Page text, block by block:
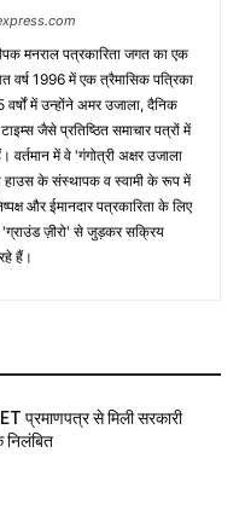
मनराल पत्रकारिता जगत का एक
वर्ष 1996 में एक त्रैमासिक पत्रिका
में उन्होंने अमर उजाला, दैनिक
जैसे प्रतिष्ठित समाचार पत्रों में
वर्तमान में वे 'गंगोत्री अक्षर उजाला
हाउस के संस्थापक व स्वामी के रूप में
और ईमानदार पत्रकारिता के लिए
'ग्राउंड ज़ीरो' से जुड़कर सक्रिय
हैं।
प्रमाणपत्र से मिली सरकारी
निलंबित